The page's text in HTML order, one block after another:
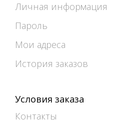
Личная информация
Пароль
Мои адреса
История заказов
Условия заказа
Контакты